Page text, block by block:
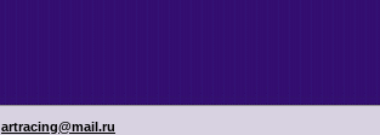
artracing@mail.ru